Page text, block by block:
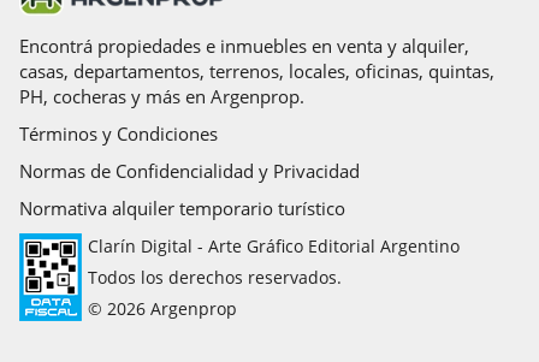
Encontrá propiedades e inmuebles en venta y alquiler,
casas, departamentos, terrenos, locales, oficinas, quintas,
PH, cocheras y más en Argenprop.
Términos y Condiciones
Normas de Confidencialidad y Privacidad
Normativa alquiler temporario turístico
Clarín Digital - Arte Gráfico Editorial Argentino
Todos los derechos reservados.
© 2026 Argenprop